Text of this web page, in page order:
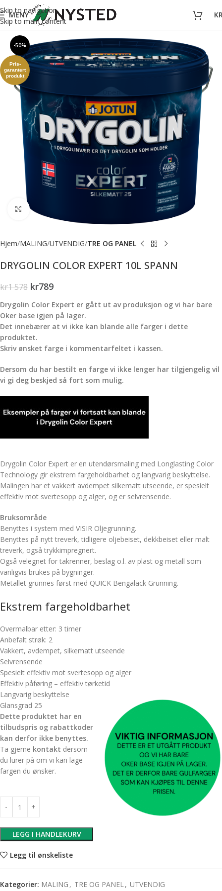
Skip to navigation
Skip to main content
MENY
-50%
Pris-
garantert
produkt
Forstørr bilde
Hjem MALING UTVENDIG TRE OG PANEL
DRYGOLIN COLOR EXPERT 10L SPANN
kr1 578 kr789
Drygolin Color Expert er gått ut av produksjon og vi har bare
Oker base igjen på lager.
Det innebærer at vi ikke kan blande alle farger i dette
produktet.
Skriv ønsket farge i kommentarfeltet i kassen.
Dersom du har bestilt en farge vi ikke lenger har tilgjengelig vil
vi gi deg beskjed så fort som mulig.
Drygolin Color Expert er en utendørsmaling med Longlasting Color
Technology gir ekstrem fargeholdbarhet og langvarig beskyttelse.
Malingen har et vakkert avdempet silkematt utseende, er spesielt
effektiv mot svertesopp og alger, og er selvrensende.
Bruksområde
Benyttes i system med VISIR Oljegrunning.
Benyttes på nytt treverk, tidligere oljebeiset, dekkbeiset eller malt
treverk, også trykkimpregnert.
Også velegnet for takrenner, beslag o.l. av plast og metall som
vanligvis brukes på bygninger.
Metallet grunnes først med QUICK Bengalack Grunning.
Ekstrem fargeholdbarhet
Overmalbar etter: 3 timer
Anbefalt strøk: 2
Vakkert, avdempet, silkematt utseende
Selvrensende
Spesielt effektiv mot svertesopp og alger
Effektiv påføring – effektiv tørketid
Langvarig beskyttelse
Glansgrad 25
Dette produktet har en
tilbudspris og rabattkoder
kan derfor ikke benyttes.
Ta gjerne kontakt dersom
du lurer på om vi kan lage
fargen du ønsker.
LEGG I HANDLEKURV
Legg til ønskeliste
Kategorier: MALING , TRE OG PANEL, UTVENDIG